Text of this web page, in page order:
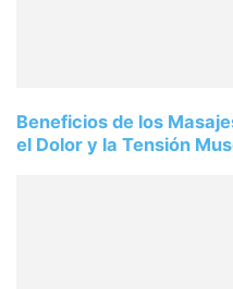
Beneficios de los
el Dolor y la Tensión